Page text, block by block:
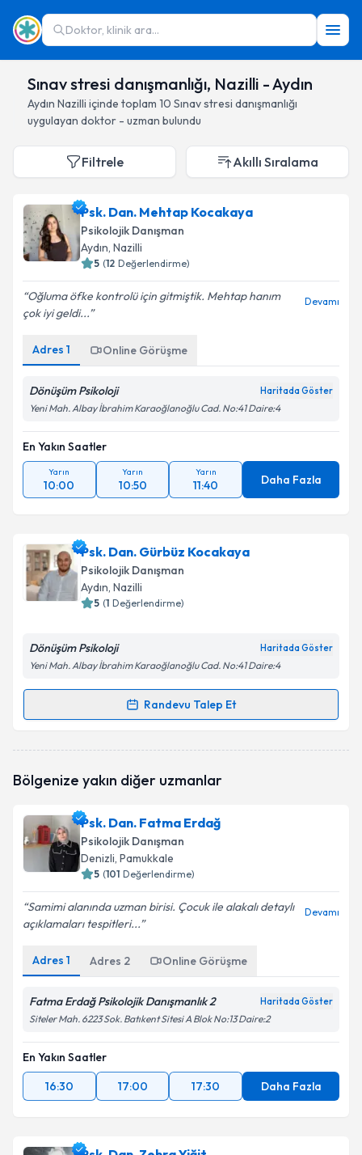
Doktor, klinik ara...
Sınav stresi danışmanlığı, Nazilli - Aydın
Aydın Nazilli içinde toplam 10 Sınav stresi danışmanlığı
uygulayan doktor - uzman bulundu
Filtrele Akıllı Sıralama
Psk. Dan. Mehtap Kocakaya
Psikolojik Danışman
Aydın, Nazilli
5 (12 Değerlendirme)
Oğluma öfke kontrolü için gitmiştik. Mehtap hanım
çok iyi geldi...
Devamı
Adres 1 Online Görüşme
Dönüşüm Psikoloji Haritada Göster
Yeni Mah. Albay İbrahim Karaoğlanoğlu Cad. No:41 Daire:4
En Yakın Saatler
Yarın
10:00
Yarın
10:50
Yarın
11:40 Daha Fazla
Psk. Dan. Gürbüz Kocakaya
Psikolojik Danışman
Aydın, Nazilli
5 (1 Değerlendirme)
Dönüşüm Psikoloji Haritada Göster
Yeni Mah. Albay İbrahim Karaoğlanoğlu Cad. No:41 Daire:4
Randevu Talep Et
Randevu Takvimi Talebi
talebi oluşturun. Size bu uzmandan randevu almanız
bilgilendireceğiz.
E-posta Adresiniz
Kişisel verilerimin işlenmesine ilişkin
kapsamda işlenmesini kabul ediyorum.
Takvim Talebini Gönder
Bölgenize yakın diğer uzmanlar
Psk. Dan. Fatma Erdağ
Psikolojik Danışman
Denizli, Pamukkale
5 (101 Değerlendirme)
Samimi alanında uzman birisi. Çocuk ile alakalı detaylı
açıklamaları tespitleri...
Devamı
Adres 1 Adres 2 Online Görüşme
Fatma Erdağ Psikolojik Danışmanlık 2 Haritada Göster
Siteler Mah. 6223 Sok. Batıkent Sitesi A Blok No:13 Daire:2
En Yakın Saatler
16:30
17:00 17:30 Daha Fazla